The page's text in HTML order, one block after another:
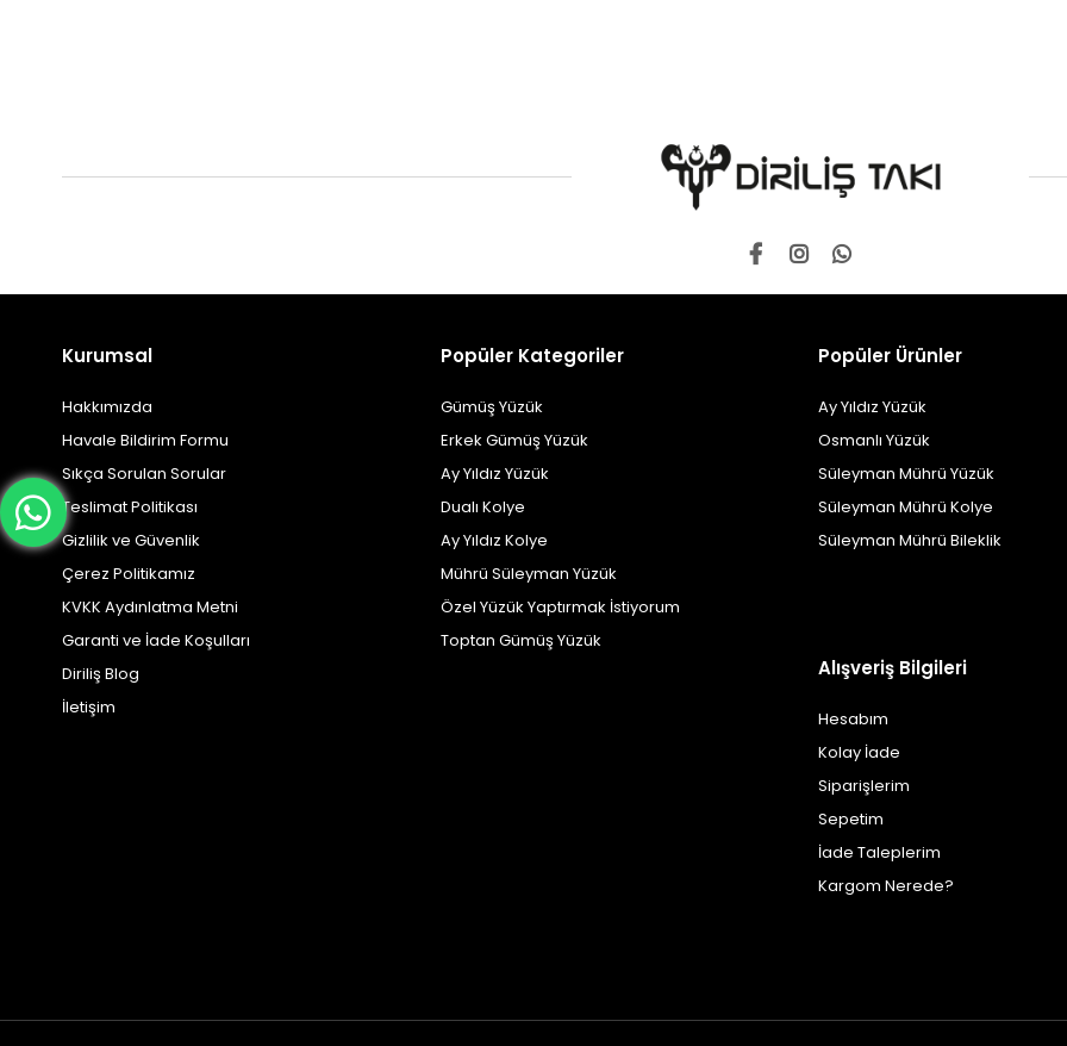
Kurumsal
Hakkımızda
Havale Bildirim Formu
Sıkça Sorulan Sorular
Teslimat Politikası
Gizlilik ve Güvenlik
Çerez Politikamız
KVKK Aydınlatma Metni
Garanti ve İade Koşulları
Diriliş Blog
İletişim
Popüler Kategoriler
Gümüş Yüzük
Erkek Gümüş Yüzük
Ay Yıldız Yüzük
Dualı Kolye
Ay Yıldız Kolye
Mührü Süleyman Yüzük
Özel Yüzük Yaptırmak İstiyorum
Toptan Gümüş Yüzük
Popüler Ürünler
Ay Yıldız Yüzük
Osmanlı Yüzük
Süleyman Mührü Yüzük
Süleyman Mührü Kolye
Süleyman Mührü Bileklik
Alışveriş Bilgileri
Hesabım
Kolay İade
Siparişlerim
Sepetim
İade Taleplerim
Kargom Nerede?